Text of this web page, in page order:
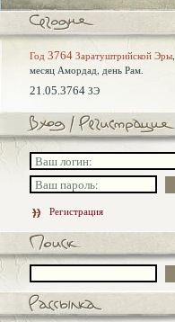
Год 3764 Заратуштрийской Эры,
месяц Амордад, день Рам.
21.05.3764 ЗЭ
Регистрация